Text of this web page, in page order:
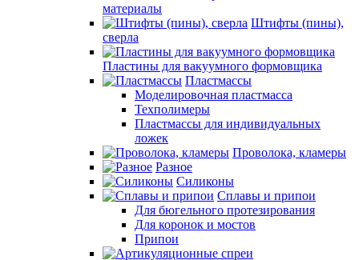
материалы
Штифты (пины),
сверла
Пластины для вакуумного формовщика
Пластмассы
Моделировочная пластмасса
Техполимеры
Пластмассы для индивидуальных
ложек
Проволока, кламеры
Разное
Силиконы
Сплавы и припои
Для бюгельного протезирования
Для коронок и мостов
Припои